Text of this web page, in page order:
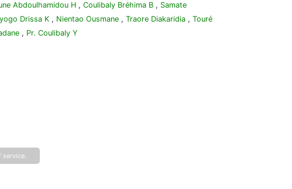
Abdoulhamidou H , Coulibaly Bréhima B , Samate
Drissa K , Nientao Ousmane , Traore Diakaridia , Touré
, Pr. Coulibaly Y
service..